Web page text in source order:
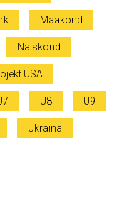
Maakond
Naiskond
USA
U8 U9
Ukraina